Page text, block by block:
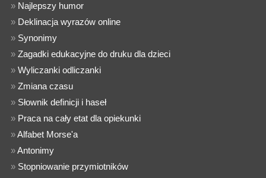
» Najlepszy humor
» Deklinacja wyrazów online
» Synonimy
»Zagadki edukacyjne do druku dla dzieci
»Wyliczanki odliczanki
»Zmiana czasu
» Słownik definicji i haseł
» Praca na cały etat dla opiekunki
»Alfabet Morse'a
»Antonimy
» Stopniowanie przymiotników